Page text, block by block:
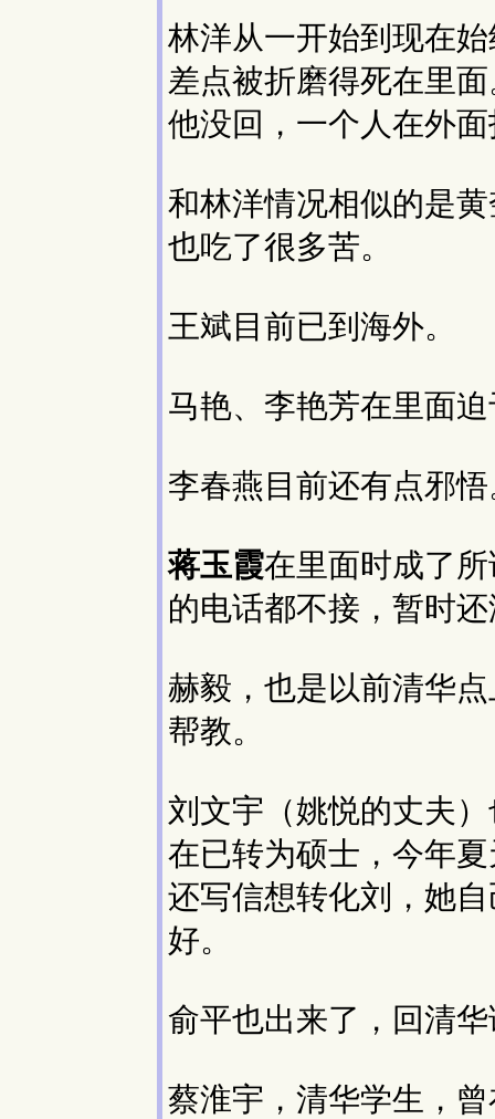
林洋从一开始到现在
差点被折磨得死在里
他没回，一个人在外
和林洋情况相似的是
也吃了很多苦。
王斌目前已到海外。
马艳、李艳芳在里面
李春燕目前还有点邪
蒋玉霞在里面时成了
的电话都不接，暂时
赫毅，也是以前清华
帮教。
刘文宇（姚悦的丈夫
在已转为硕士，今年
还写信想转化刘，她
好。
俞平也出来了，回清
蔡淮宇，清华学生，